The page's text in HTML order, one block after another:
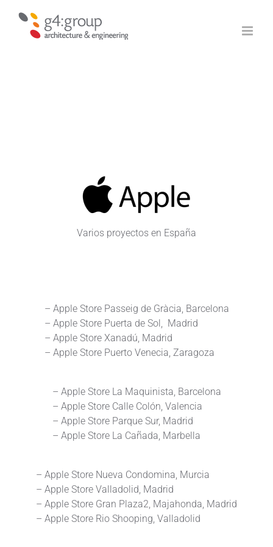
contenido
Varios proyectos en España
– Apple Store Passeig de Gràcia, Barcelona
– Apple Store Puerta de Sol, Madrid
– Apple Store Xanadú, Madrid
– Apple Store Puerto Venecia, Zaragoza
– Apple Store La Maquinista, Barcelona
– Apple Store Calle Colón, Valencia
– Apple Store Parque Sur, Madrid
– Apple Store La Cañada, Marbella
– Apple Store Nueva Condomina, Murcia
– Apple Store Valladolid, Madrid
– Apple Store Gran Plaza2, Majahonda, Madrid
– Apple Store Rio Shooping, Valladolid